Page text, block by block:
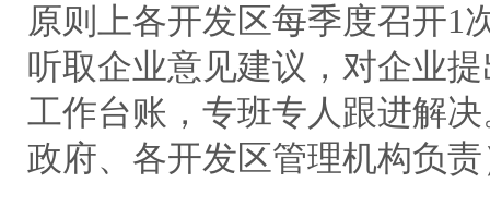
原则上各开发区每季度召开1
听取企业意见建议，对企业
工作台账，专班专人跟进解
政府、各开发区管理机构负责